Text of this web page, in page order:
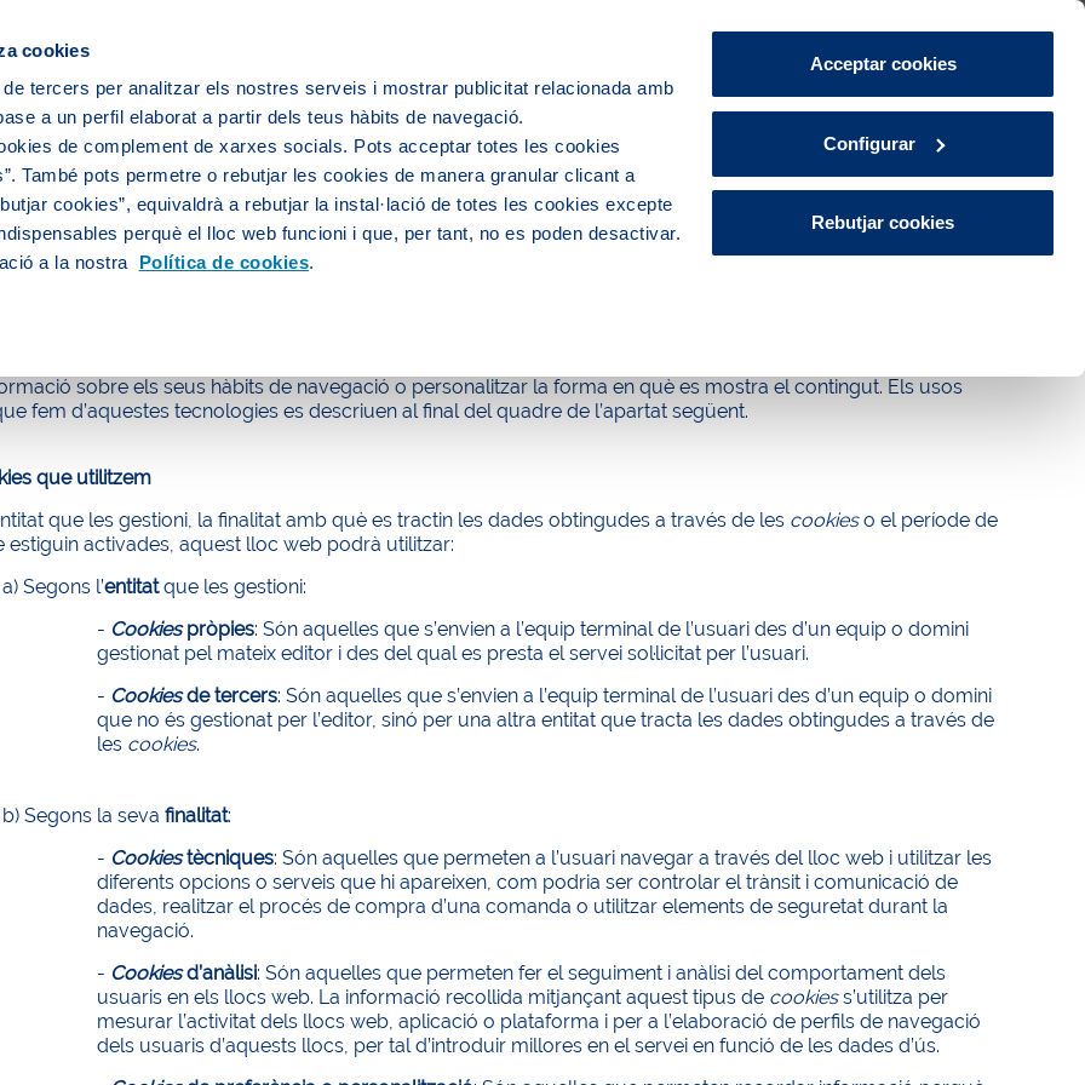
cookies
tercers per analitzar els nostres serveis i mostrar publicitat relacionada amb
a un perfil elaborat a partir dels teus hàbits de navegació.
de complement de xarxes socials. Pots acceptar totes les cookies
També pots permetre o rebutjar les cookies de manera granular clicant a
cookies”, equivaldrà a rebutjar la instal·lació de totes les cookies excepte
perquè el lloc web funcioni i que, per tant, no es poden desactivar.
a la nostra Política de cookies.
Acceptar cookies
Configurar
Rebutjar cookies
CA ES Àrea de Clients
de Cookies
sobre els seus hàbits de navegació o personalitzar la forma en què es mostra el contingut. Els usos
fem d’aquestes tecnologies es descriuen al final del quadre de l’apartat següent.
que utilitzem
que les gestioni, la finalitat amb què es tractin les dades obtingudes a través de les cookieso el període de
estiguin activades, aquest lloc web podrà utilitzar:
a) Segons l’entitatque les gestioni:
- Cookiespròpies: Són aquelles que s’envien a l’equip terminal de l’usuari des d’un equip o domini
gestionat pel mateix editor i des del qual es presta el servei sol·licitat per l’usuari.
- Cookiesde tercers: Són aquelles que s’envien a l’equip terminal de l’usuari des d’un equip o domini
que no és gestionat per l’editor, sinó per una altra entitat que tracta les dades obtingudes a través de
les cookies.
b) Segons la seva finalitat:
- Cookiestècniques: Són aquelles que permeten a l’usuari navegar a través del lloc web i utilitzar les
diferents opcions o serveis que hi apareixen, com podria ser controlar el trànsit i comunicació de
dades, realitzar el procés de compra d’una comanda o utilitzar elements de seguretat durant la
navegació.
- Cookiesd’anàlisi: Són aquelles que permeten fer el seguiment i anàlisi del comportament dels
usuaris en els llocs web. La informació recollida mitjançant aquest tipus de cookiess’utilitza per
mesurar l’activitat dels llocs web, aplicació o plataforma i per a l’elaboració de perfils de navegació
dels usuaris d’aquests llocs, per tal d’introduir millores en el servei en funció de les dades d’ús.